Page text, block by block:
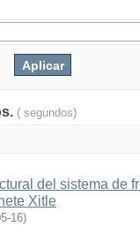
( segundos)
del sistema de
Xitle
16)